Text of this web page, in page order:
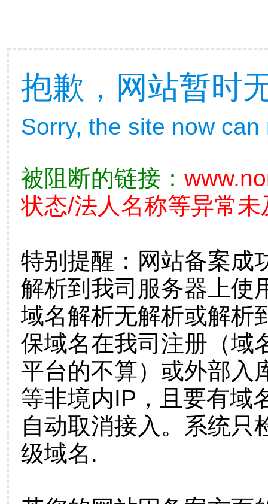
抱歉，网站暂时
Sorry, the site now
被阻断的链接：
状态/法人名称等异常未
特别提醒：网站备案成
解析到我司服务器上使
域名解析无解析或解析
保域名在我司注册（域
平台的不算）或外部入
等非境内IP，且要有域
自动取消接入。系统只
级域名.